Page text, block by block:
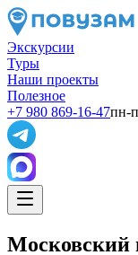
Экскурсии
Туры
Наши проекты
Полезное
+7 980 869-16-47пн-
Московский